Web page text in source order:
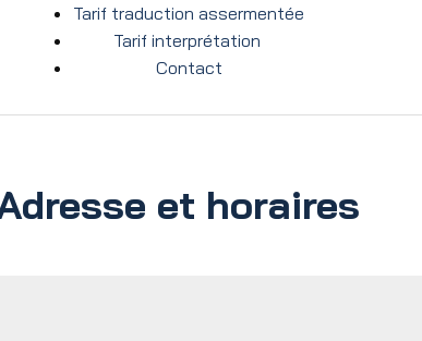
Tarif traduction assermentée
Tarif interprétation
Contact
et horaires